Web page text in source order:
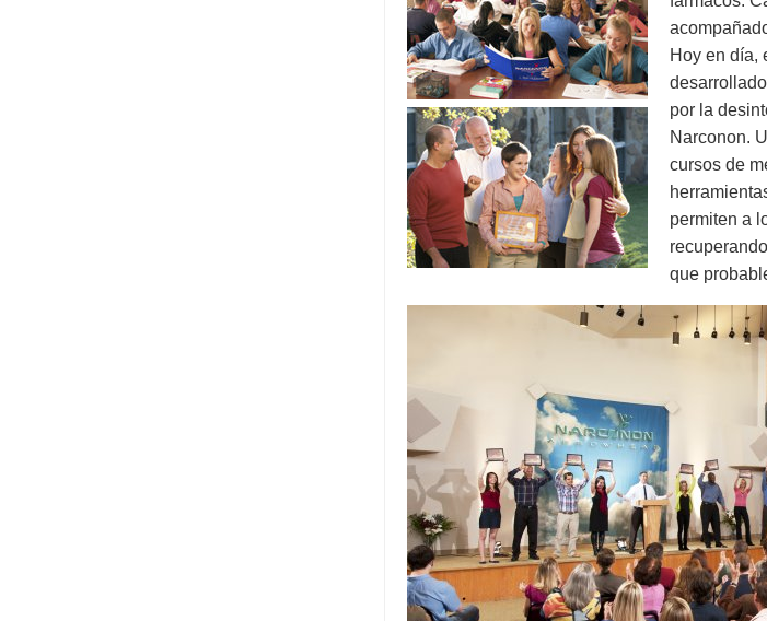
Hoy en día,
por la
Narconon.
cursos de
permiten a
que